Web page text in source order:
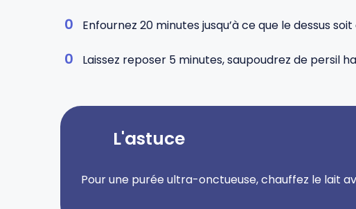
Enfournez 20 minutes jusqu’à ce que le dessus
Laissez reposer 5 minutes, saupoudrez de persil
L'astuce
Pour une purée ultra-onctueuse, chauffez le lait